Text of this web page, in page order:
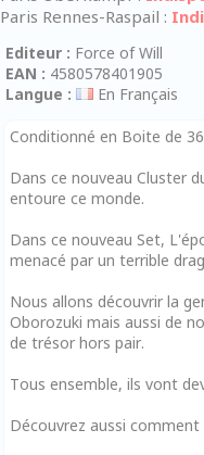
Paris Rennes-Raspail :
Editeur : Force of Will
EAN : 4580578401905
Langue :
En Français
Conditionné en Boite de
Dans ce nouveau Cluster
entoure ce monde.
Dans ce nouveau Set,
menacé par un terrible
Nous allons découvrir la
Oborozuki mais aussi de
de trésor hors pair.
Tous ensemble, ils vont
Découvrez aussi comment